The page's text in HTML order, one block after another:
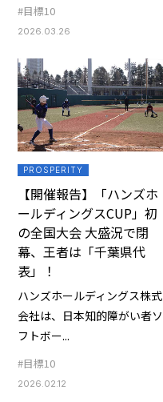
#目標10
2026.03.26
PROSPERITY
【開催報告】「ハンズホ
ールディングスCUP」初
の全国大会 大盛況で閉
幕、王者は「千葉県代
表」！
ハンズホールディングス株式
会社は、日本知的障がい者ソ
フトボー...
#目標10
2026.02.12